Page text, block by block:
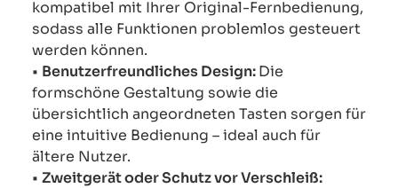
kompatibel mit Ihrer Original-Fernbedienung,
sodass alle Funktionen problemlos gesteuert
werden können.
• Benutzerfreundliches Design:Die
formschöne Gestaltung sowie die
übersichtlich angeordneten Tasten sorgen für
eine intuitive Bedienung – ideal auch für
ältere Nutzer.
• Zweitgerät oder Schutz vor Verschleiß: